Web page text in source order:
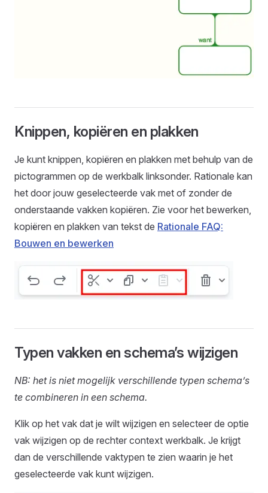
Knippen, kopiëren en plakken
Je kunt knippen, kopiëren en plakken met behulp van de
pictogrammen op de werkbalk linksonder. Rationale kan
het door jouw geselecteerde vak met of zonder de
onderstaande vakken kopiëren. Zie voor het bewerken,
kopiëren en plakken van tekst de Rationale FAQ:
Bouwen en bewerken
Typen vakken en schema’s wijzigen
NB: het is niet mogelijk verschillende typen schema’s
te combineren in een schema.
Klik op het vak dat je wilt wijzigen en selecteer de optie
vak wijzigen op de rechter context werkbalk. Je krijgt
dan de verschillende vaktypen te zien waarin je het
geselecteerde vak kunt wijzigen.